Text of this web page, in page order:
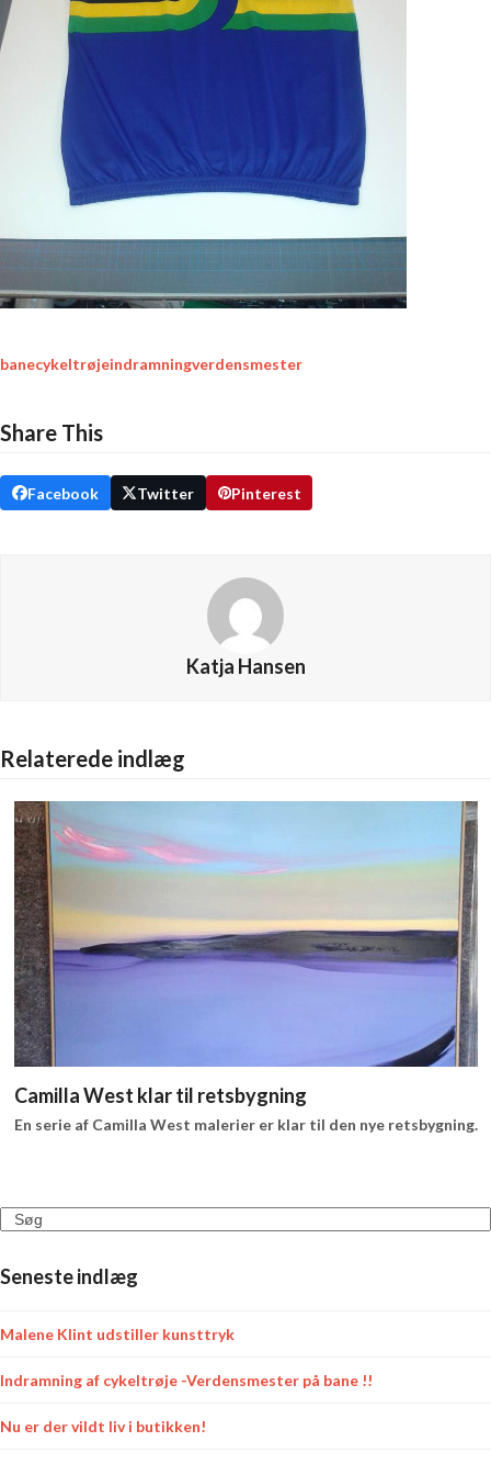
banecykeltrøjeindramningverdensmester
Share This
Facebook Twitter Pinterest
Katja Hansen
Relaterede indlæg
Camilla West klar til retsbygning
En serie af Camilla West malerier er klar til den nye retsbygning.
Search
Seneste indlæg
Malene Klint udstiller kunsttryk
Indramning af cykeltrøje -Verdensmester på bane !!
Nu er der vildt liv i butikken!